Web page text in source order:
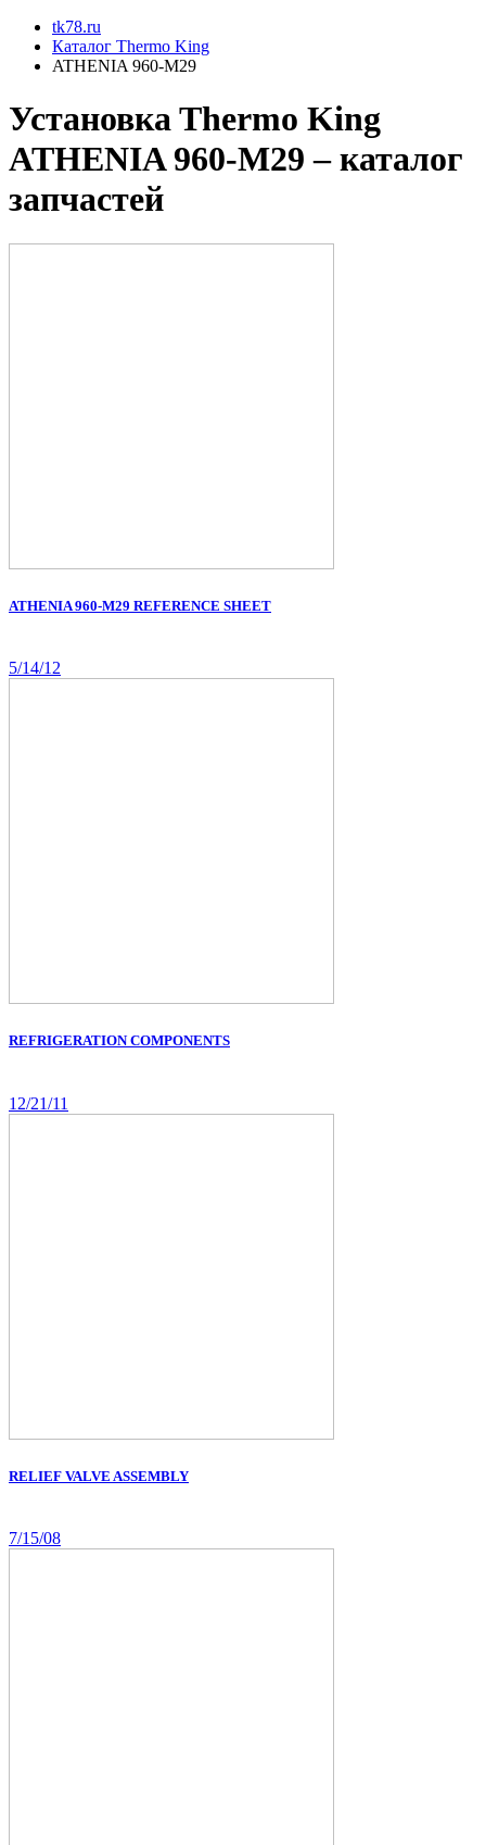
tk78.ru
Каталог Thermo King
ATHENIA 960-M29
Установкa Thermo King
ATHENIA 960-M29 – каталог
запчастей
ATHENIA 960-M29 REFERENCE SHEET
5/14/12
REFRIGERATION COMPONENTS
12/21/11
RELIEF VALVE ASSEMBLY
7/15/08